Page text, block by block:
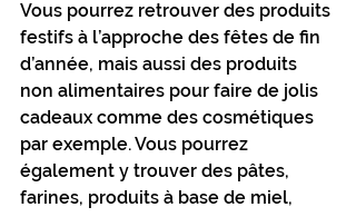
Vous pourrez retrouver des produits
festifs à l’approche des fêtes de fin
d’année, mais aussi des produits
non alimentaires pour faire de jolis
cadeaux comme des cosmétiques
par exemple. Vous pourrez
également y trouver des pâtes,
farines, produits à base de miel,